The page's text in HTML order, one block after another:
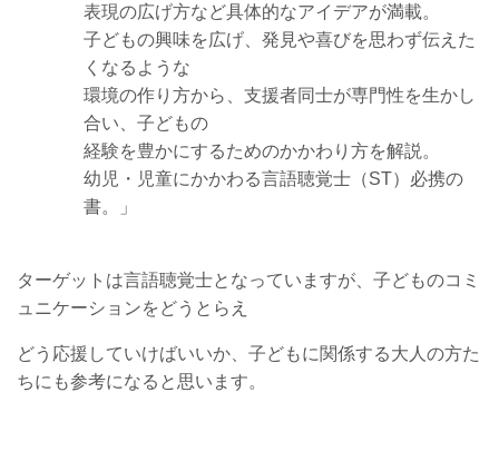
表現の広げ方など具体的なアイデアが満載。
子どもの興味を広げ、発見や喜びを思わず伝えた
くなるような
環境の作り方から、 支援者同士が専門性を生かし
合い、子どもの
経験を豊かにするためのかかわり方を解説。
幼児・児童にかかわる言語聴覚士（ST）必携の
書。」
ターゲットは言語聴覚士となっていますが、子どものコミ
ュニケーションをどうとらえ
どう応援していけばいいか、子どもに関係する大人の方た
ちにも参考になると思います。